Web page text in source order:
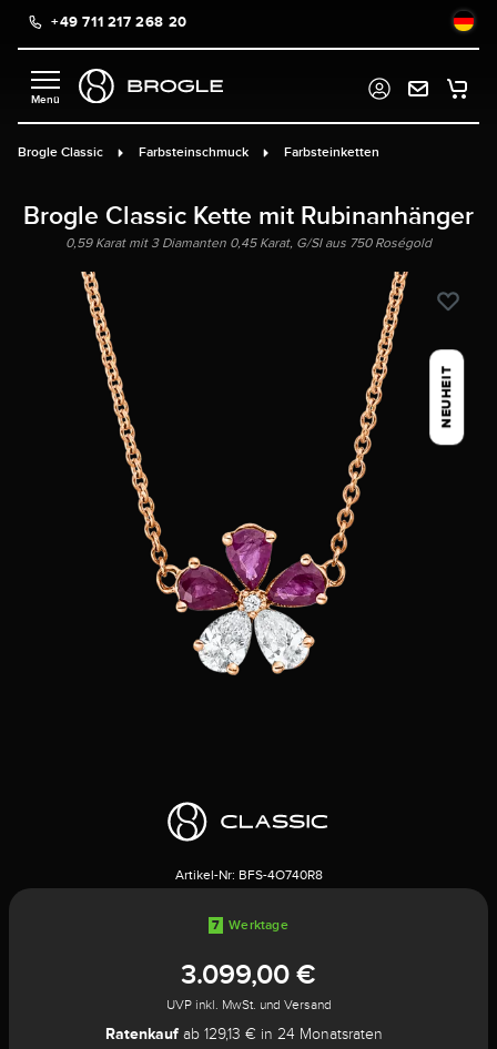
springen
+49 711 217 268 20
Brogle Classic Farbsteinschmuck Farbsteinketten
Brogle Classic Kette mit Rubinanhänger
0,59 Karat mit 3 Diamanten 0,45 Karat, G/SI aus 750 Roségold
NEUHEIT
Artikel-Nr: BFS-4O740R8
7 Werktage
3.099,00 €
UVP inkl. MwSt. und Versand
Ratenkauf ab 129,13 € in 24 Monatsraten